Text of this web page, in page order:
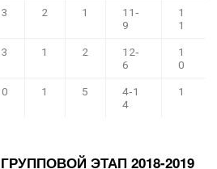
3 2 1
11‑
9
1
1
3 1 2
12‑
6
1
0
0 1 5
4‑1
4
1
ЭТАП 2018-2019